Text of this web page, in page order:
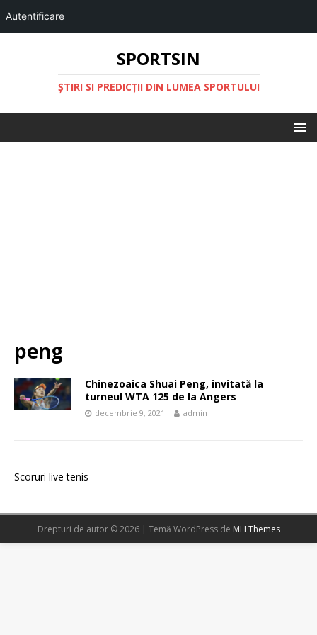
Autentificare
SPORTSIN
ŞTIRI SI PREDICŢII DIN LUMEA SPORTULUI
peng
Chinezoaica Shuai Peng, invitată la
turneul WTA 125 de la Angers
decembrie 9, 2021 admin
Scoruri live tenis
Drepturi de autor © 2026 | Temă WordPress de MH Themes